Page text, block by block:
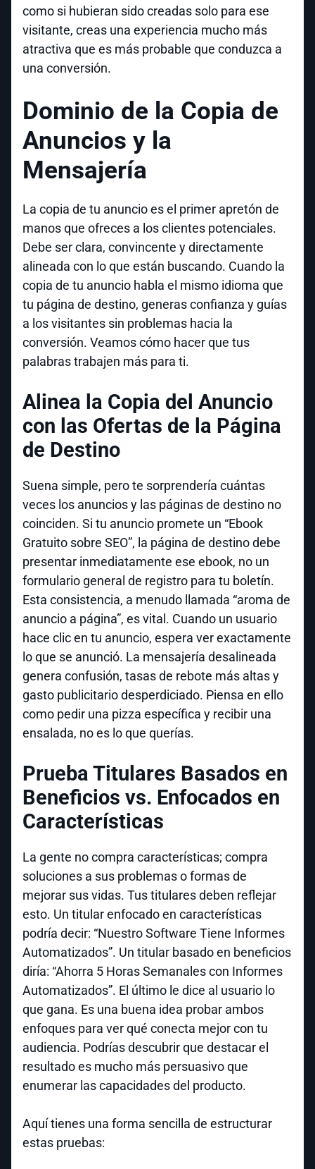
como si hubieran sido creadas solo para ese
visitante, creas una experiencia mucho más
atractiva que es más probable que conduzca a
una conversión.
Dominio de la Copia de
Anuncios y la
Mensajería
La copia de tu anuncio es el primer apretón de
manos que ofreces a los clientes potenciales.
Debe ser clara, convincente y directamente
alineada con lo que están buscando. Cuando la
copia de tu anuncio habla el mismo idioma que
tu página de destino, generas confianza y guías
a los visitantes sin problemas hacia la
conversión. Veamos cómo hacer que tus
palabras trabajen más para ti.
Alinea la Copia del Anuncio
con las Ofertas de la Página
de Destino
Suena simple, pero te sorprendería cuántas
veces los anuncios y las páginas de destino no
coinciden. Si tu anuncio promete un “Ebook
Gratuito sobre SEO”, la página de destino debe
presentar inmediatamente ese ebook, no un
formulario general de registro para tu boletín.
Esta consistencia, a menudo llamada “aroma de
anuncio a página”, es vital. Cuando un usuario
hace clic en tu anuncio, espera ver exactamente
lo que se anunció. La mensajería desalineada
genera confusión, tasas de rebote más altas y
gasto publicitario desperdiciado. Piensa en ello
como pedir una pizza específica y recibir una
ensalada, no es lo que querías.
Prueba Titulares Basados en
Beneficios vs. Enfocados en
Características
La gente no compra características; compra
soluciones a sus problemas o formas de
mejorar sus vidas. Tus titulares deben reflejar
esto. Un titular enfocado en características
podría decir: “Nuestro Software Tiene Informes
Automatizados”. Un titular basado en beneficios
diría: “Ahorra 5 Horas Semanales con Informes
Automatizados”. El último le dice al usuario lo
que gana. Es una buena idea probar ambos
enfoques para ver qué conecta mejor con tu
audiencia. Podrías descubrir que destacar el
resultado es mucho más persuasivo que
enumerar las capacidades del producto.
Aquí tienes una forma sencilla de estructurar
estas pruebas: